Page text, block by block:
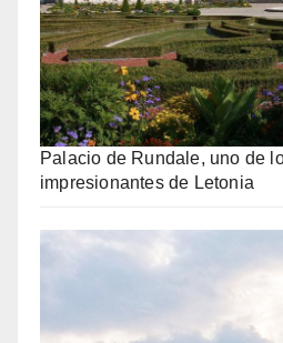
Palacio de Rundale, uno de
impresionantes de Letonia